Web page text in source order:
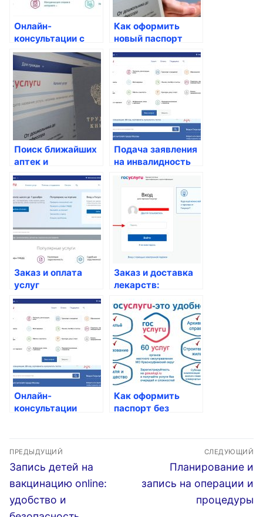
Онлайн-
консультации с
врачами:
доступные
госуслуги для
россиян
Как оформить
новый паспорт
после смены
фамилии
Поиск ближайших
аптек и
медицинских
центров
Подача заявления
на инвалидность
Заказ и оплата
услуг
медицинских
центров
Заказ и доставка
лекарств:
удобство и
безопасность для
россиян
Онлайн-
консультации
Как оформить
паспорт без
Навигация
по
записям
ПРЕДЫДУЩИЙ
Предыдущая
запись:
Запись детей на
вакцинацию online:
удобство и
СЛЕДУЮЩИЙ
Следующая
запись:
Планирование и
запись на операции и
процедуры